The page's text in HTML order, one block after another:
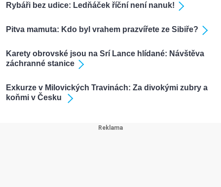
Rybáři bez udice: Ledňáček říční není nanuk!
Pitva mamuta: Kdo byl vrahem prazvířete ze Sibiře?
Karety obrovské jsou na Srí Lance hlídané: Návštěva
záchranné stanice
Exkurze v Milovických Travinách: Za divokými zubry a
koňmi v Česku